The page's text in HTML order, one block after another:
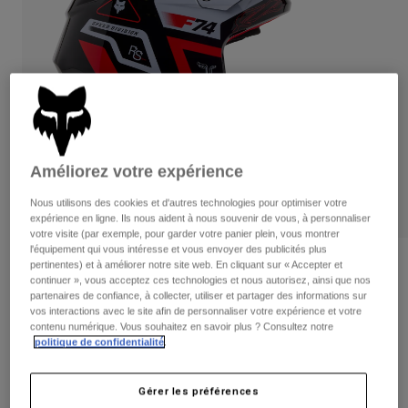
Pantalons
Shorts
Vestes
Gants
Protections
Masques
Chaussettes
Accessoires
Pièces de rechange
Pantalons
Gants
Vestes
Masques
Chaussettes
Sacs et accessoires
Pièces de rechange
Chemises
Voir tout
Femme
T-shirts et tops
Sweats et Pulls
Vestes
Pantalons
Chemises
Voir tout
Protections
Masques
Chaussettes
Voir tout
Moto
Casques
Maillots
Pantalons
Bottes
Protections
Avis
Casque V1 Race Spec
Article n°33000-110-XS
172,49 €
Améliorez votre expérience
Nous utilisons des cookies et d'autres technologies pour optimiser votre
expérience en ligne. Ils nous aident à nous souvenir de vous, à personnaliser
votre visite (par exemple, pour garder votre panier plein, vous montrer
l'équipement qui vous intéresse et vous envoyer des publicités plus
pertinentes) et à améliorer notre site web. En cliquant sur « Accepter et
continuer », vous acceptez ces technologies et nous autorisez, ainsi que nos
partenaires de confiance, à collecter, utiliser et partager des informations sur
vos interactions avec le site afin de personnaliser votre expérience et votre
contenu numérique. Vous souhaitez en savoir plus ? Consultez notre
politique de confidentialité
Gérer les préférences